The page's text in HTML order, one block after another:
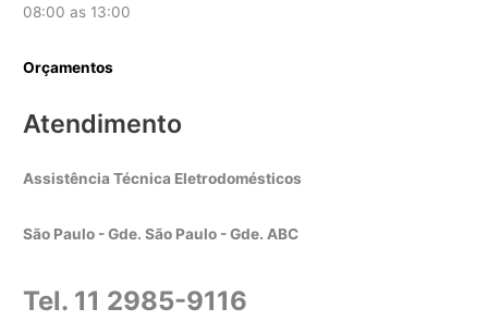
08:00 as 13:00
Orçamentos
Atendimento
Assistência Técnica Eletrodomésticos
São Paulo - Gde. São Paulo - Gde. ABC
Tel. 11 2985-9116